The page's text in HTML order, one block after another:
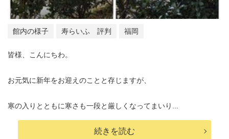
館内の様子 寿らいふ 評判 福岡
皆様、こんにちわ。
お元気に新年をお迎えのことと存じますが、
寒の入りとともに寒さも一段と厳しくなってまいり...
続きを読む